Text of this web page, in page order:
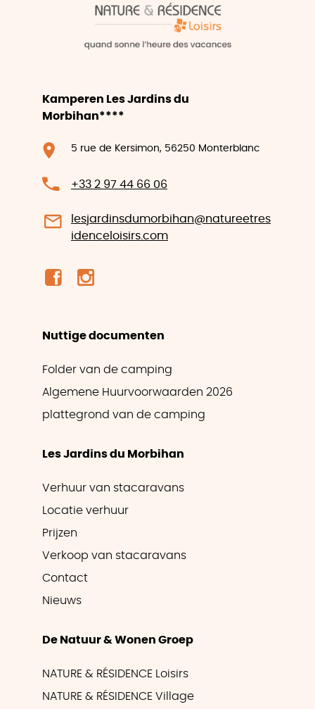
Kamperen Les Jardins du
Morbihan****
5 rue de Kersimon, 56250 Monterblanc
+33 2 97 44 66 06
lesjardinsdumorbihan@natureetres
idenceloisirs.com
Nuttige documenten
Folder van de camping
Algemene Huurvoorwaarden 2026
plattegrond van de camping
Les Jardins du Morbihan
Verhuur van stacaravans
Locatie verhuur
Prijzen
Verkoop van stacaravans
Contact
Nieuws
De Natuur & Wonen Groep
NATURE & RÉSIDENCE Loisirs
NATURE & RÉSIDENCE Village